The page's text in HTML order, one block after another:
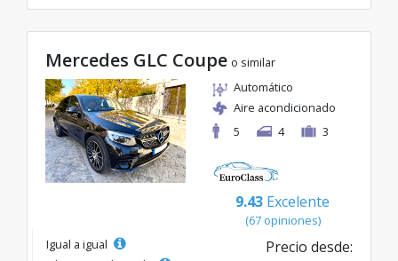
Mercedes GLC Coupe o similar
Automático
Aire acondicionado
5
4 3
9.43 Excelente
(67 opiniones)
Igual a igual
Precio desde: